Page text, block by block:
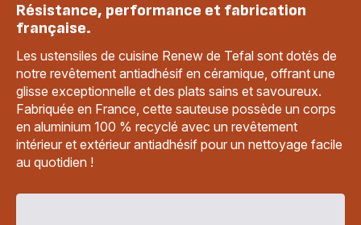
Résistance, performance et fabrication
française.
Les ustensiles de cuisine Renew de Tefal sont dotés de
notre revêtement antiadhésif en céramique, offrant une
glisse exceptionnelle et des plats sains et savoureux.
Fabriquée en France, cette sauteuse possède un corps
en aluminium 100 % recyclé avec un revêtement
intérieur et extérieur antiadhésif pour un nettoyage facile
au quotidien !